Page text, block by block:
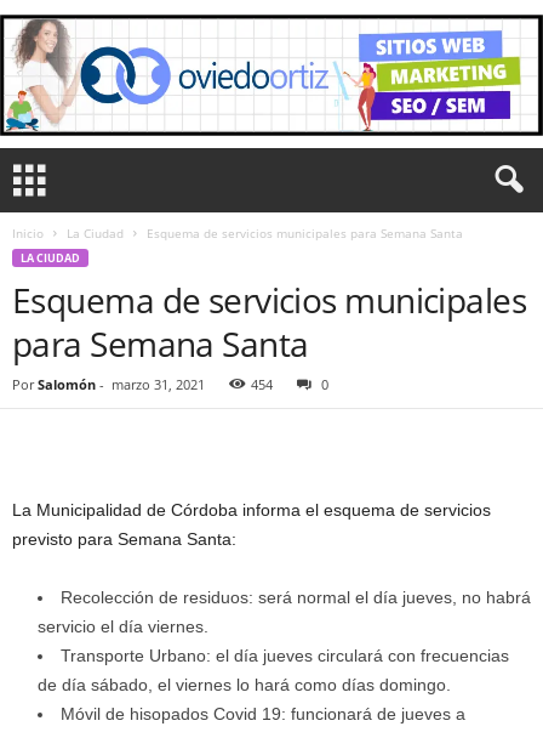
Inicio La Ciudad Esquema de servicios municipales para Semana Santa
LA CIUDAD
Esquema de servicios municipales
para Semana Santa
Por Salomón - marzo 31, 2021 454 0
La Municipalidad de Córdoba informa el esquema de servicios
previsto para Semana Santa:
Recolección de residuos: será normal el día jueves, no habrá
servicio el día viernes.
Transporte Urbano: el día jueves circulará con frecuencias
de día sábado, el viernes lo hará como días domingo.
Móvil de hisopados Covid 19: funcionará de jueves a